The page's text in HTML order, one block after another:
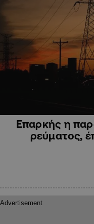
Επαρκής η
ρεύματος,